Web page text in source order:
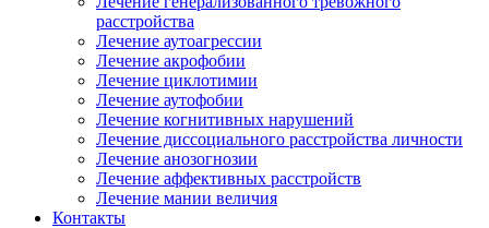
расстройства
Лечение аутоагрессии
Лечение акрофобии
Лечение циклотимии
Лечение аутофобии
Лечение когнитивных нарушений
Лечение диссоциального расстройства личности
Лечение анозогнозии
Лечение аффективных расстройств
Лечение мании величия
Контакты